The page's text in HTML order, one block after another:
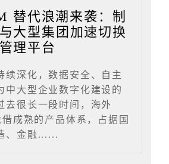
替代浪潮来袭：制
大型集团加速切换
理平台
续深化，数据安全、自主
中大型企业数字化建设的
去很长一段时间，海外
成熟的产品体系，占据国
、金融......